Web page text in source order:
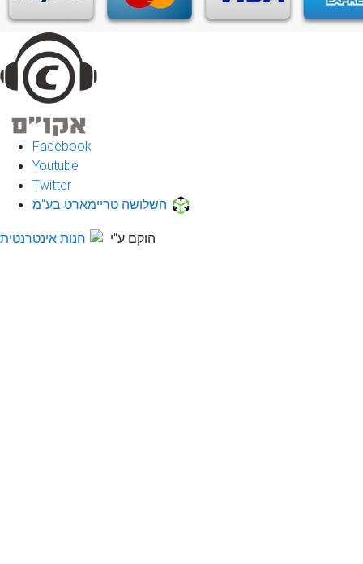
Facebook
Youtube
Twitter
השלושה טריימארט בע"מ
הוקם ע"י חנות אינטרנטית